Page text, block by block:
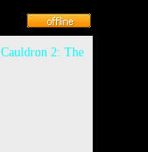
Cauldron 2: The